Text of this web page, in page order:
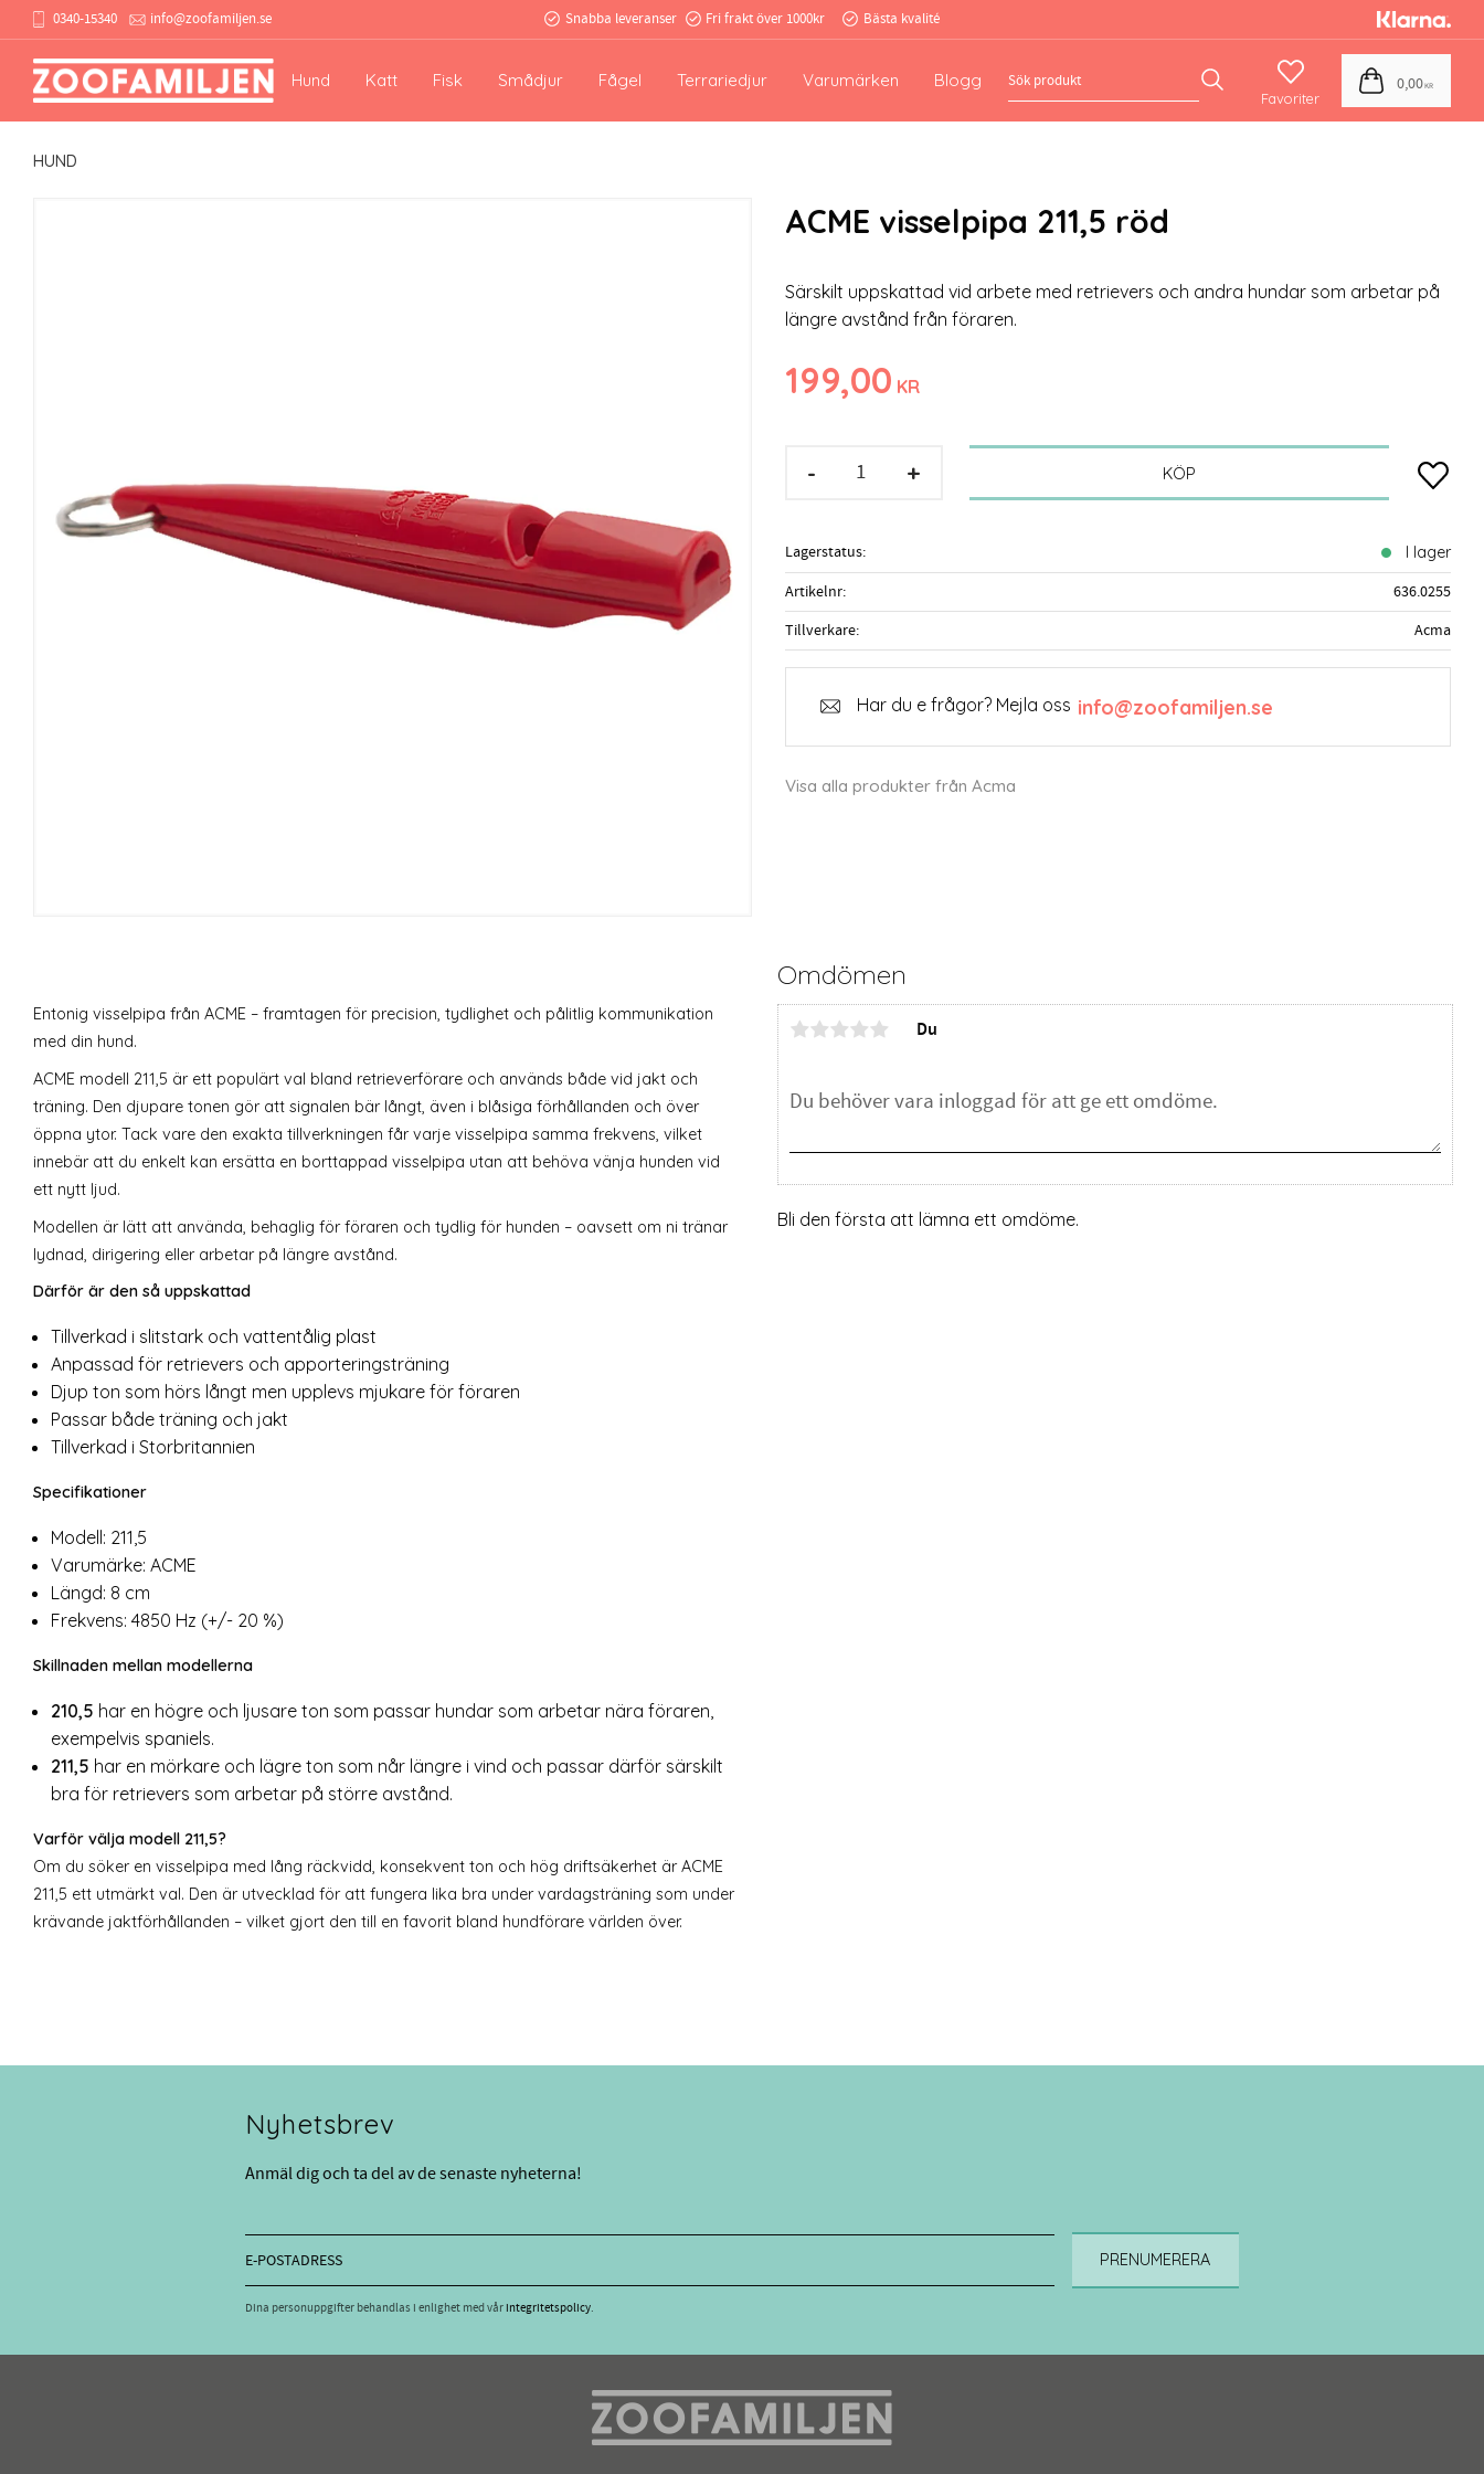
0340-15340 info@zoofamiljen.se Snabba leveranser Fri frakt över 1000kr Bästa kvalité
Hund Katt Fisk Smådjur Fågel Terrariedjur Varumärken Blogg FavoriterKundvagn
0,00KR
HUND
ACME visselpipa 211,5 röd
Särskilt uppskattad vid arbete med retrievers och andra hundar som arbetar på
längre avstånd från föraren.
199,00 KR
+
- KÖP Lägg
Lagerstatus I lager
Artikelnr
636.0255
Tillverkare
Acma
Har du e frågor? Mejla oss info@zoofamiljen.se
Visa alla produkter från Acma
Entonig visselpipa från ACME – framtagen för precision, tydlighet och pålitlig kommunikation
med din hund.
ACME modell 211,5 är ett populärt val bland retrieverförare och används både vid jakt och
träning. Den djupare tonen gör att signalen bär långt, även i blåsiga förhållanden och över
öppna ytor. Tack vare den exakta tillverkningen får varje visselpipa samma frekvens, vilket
innebär att du enkelt kan ersätta en borttappad visselpipa utan att behöva vänja hunden vid
ett nytt ljud.
Modellen är lätt att använda, behaglig för föraren och tydlig för hunden – oavsett om ni tränar
lydnad, dirigering eller arbetar på längre avstånd.
Därför är den så uppskattad
Tillverkad i slitstark och vattentålig plast
Anpassad för retrievers och apporteringsträning
Djup ton som hörs långt men upplevs mjukare för föraren
Passar både träning och jakt
Tillverkad i Storbritannien
Specifikationer
Modell: 211,5
Varumärke: ACME
Längd: 8 cm
Frekvens: 4850 Hz (+/- 20 %)
Skillnaden mellan modellerna
210,5 har en högre och ljusare ton som passar hundar som arbetar nära föraren,
exempelvis spaniels.
211,5 har en mörkare och lägre ton som når längre i vind och passar därför särskilt
bra för retrievers som arbetar på större avstånd.
Varför välja modell 211,5?
Om du söker en visselpipa med lång räckvidd, konsekvent ton och hög driftsäkerhet är ACME
211,5 ett utmärkt val. Den är utvecklad för att fungera lika bra under vardagsträning som under
krävande jaktförhållanden – vilket gjort den till en favorit bland hundförare världen över.
Omdömen
Du
Bli den första att lämna ett omdöme.
Nyhetsbrev
Anmäl dig och ta del av de senaste nyheterna!
PRENUMERERA
Dina personuppgifter behandlas i enlighet med vårintegritetspolicy.